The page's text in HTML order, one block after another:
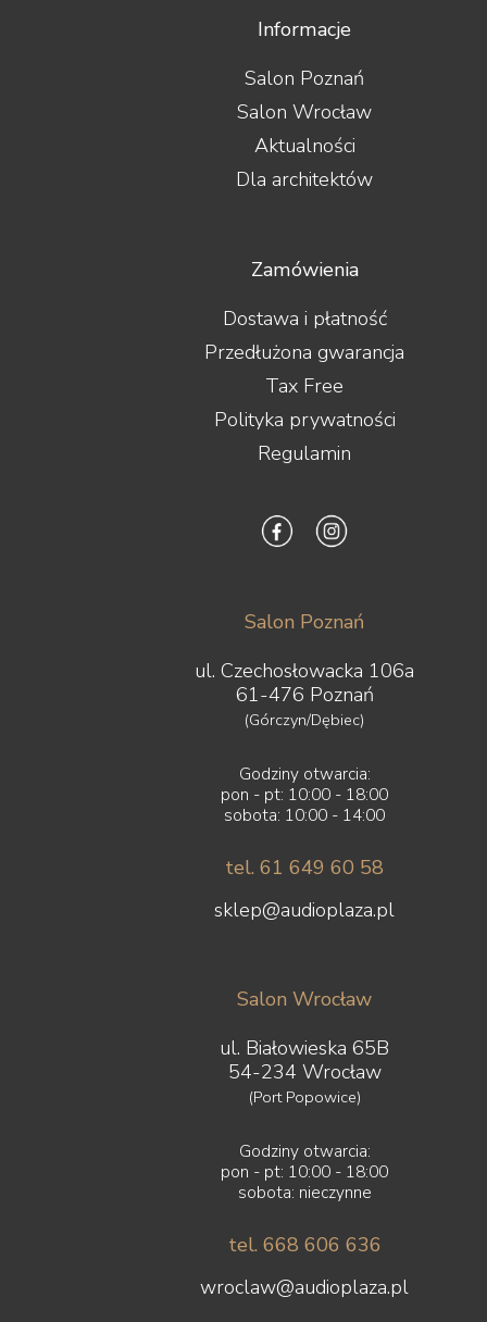
Informacje
Salon Poznań
Salon Wrocław
Aktualności
Dla architektów
Zamówienia
Dostawa i płatność
Przedłużona gwarancja
Tax Free
Polityka prywatności
Regulamin
Salon Poznań
ul. Czechosłowacka 106a
61-476 Poznań
(Górczyn/Dębiec)
Godziny otwarcia:
pon - pt: 10:00 - 18:00
sobota: 10:00 - 14:00
tel. 61 649 60 58
sklep@audioplaza.pl
Salon Wrocław
ul. Białowieska 65B
54-234 Wrocław
(Port Popowice)
Godziny otwarcia:
pon - pt: 10:00 - 18:00
sobota: nieczynne
tel. 668 606 636
wroclaw@audioplaza.pl